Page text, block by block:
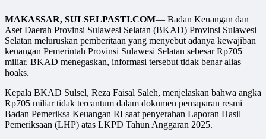
MAKASSAR, SULSELPASTI.COM— Badan Keuangan dan
Aset Daerah Provinsi Sulawesi Selatan (BKAD) Provinsi Sulawesi
Selatan meluruskan pemberitaan yang menyebut adanya kewajiban
keuangan Pemerintah Provinsi Sulawesi Selatan sebesar Rp705
miliar. BKAD menegaskan, informasi tersebut tidak benar alias
hoaks.
Kepala BKAD Sulsel, Reza Faisal Saleh, menjelaskan bahwa angka
Rp705 miliar tidak tercantum dalam dokumen pemaparan resmi
Badan Pemeriksa Keuangan RI saat penyerahan Laporan Hasil
Pemeriksaan (LHP) atas LKPD Tahun Anggaran 2025.